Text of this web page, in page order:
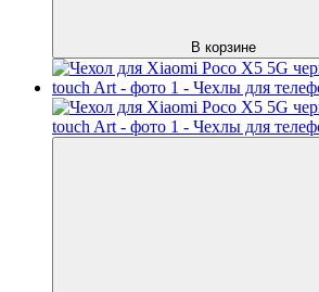
В корзине